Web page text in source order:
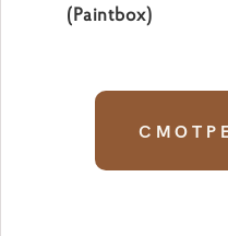
(Paintbox)